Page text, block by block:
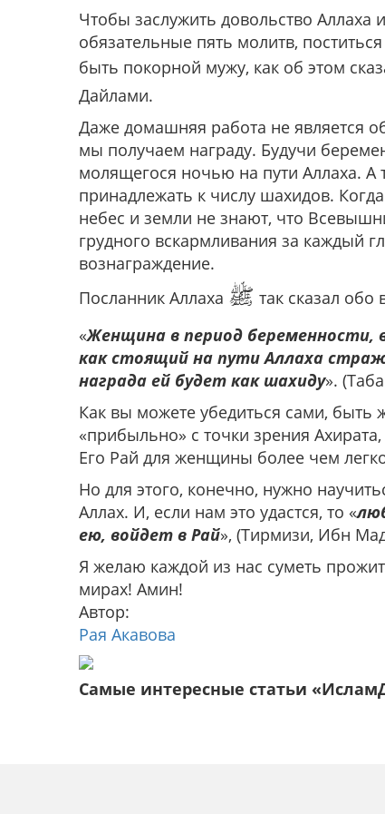
Чтобы заслужить довольство Аллаха
обязательные пять молитв,
быть покорной мужу, как об этом
Дайлами.
Даже домашняя работа не является
мы получаем награду. Будучи
молящегося ночью на пути Аллаха. А
принадлежать к числу шахидов.
небес и земли не знают, что
грудного вскармливания за каждый
вознаграждение.
Посланник Аллаха ﷺ так сказал обо
«Женщина в период беременности,
как стоящий на пути Аллаха
награда ей будет как шахиду».
Как вы можете убедиться сами,
«прибыльно» с точки зрения
Его Рай для женщины более чем
Но для этого, конечно, нужно
Аллах. И, если нам это удастся, то «
ею, войдет в Рай», (Тирмизи, Ибн
Я желаю каждой из нас суметь
мирах! Амин!
Автор:
Рая Акавова
Самые интересные статьи